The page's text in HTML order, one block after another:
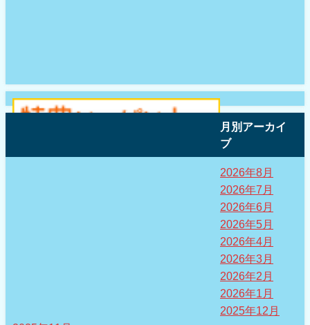
月別アーカイ
ブ
2026年8月
2026年7月
2026年6月
2026年5月
2026年4月
2026年3月
2026年2月
2026年1月
2025年12月